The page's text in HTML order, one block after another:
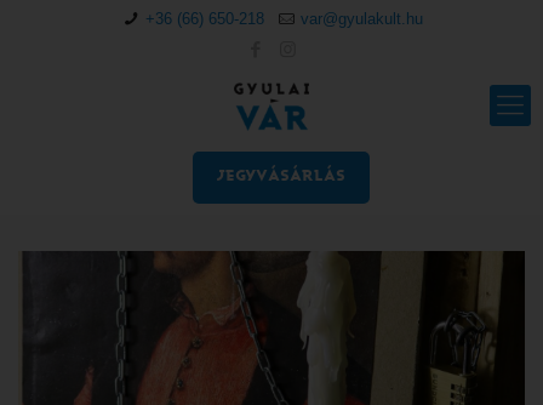
+36 (66) 650-218 var@gyulakult.hu
JEGYVÁSÁRLÁS